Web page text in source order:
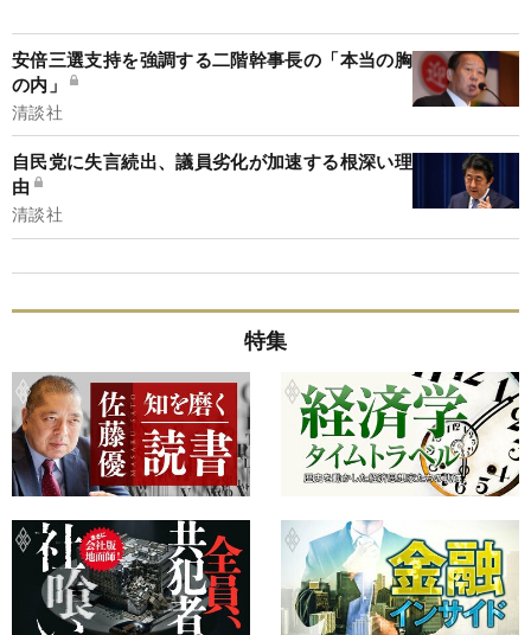
安倍三選支持を強調する二階幹事長の「本当の胸
の内」
清談社
自民党に失言続出、議員劣化が加速する根深い理
由
清談社
特集